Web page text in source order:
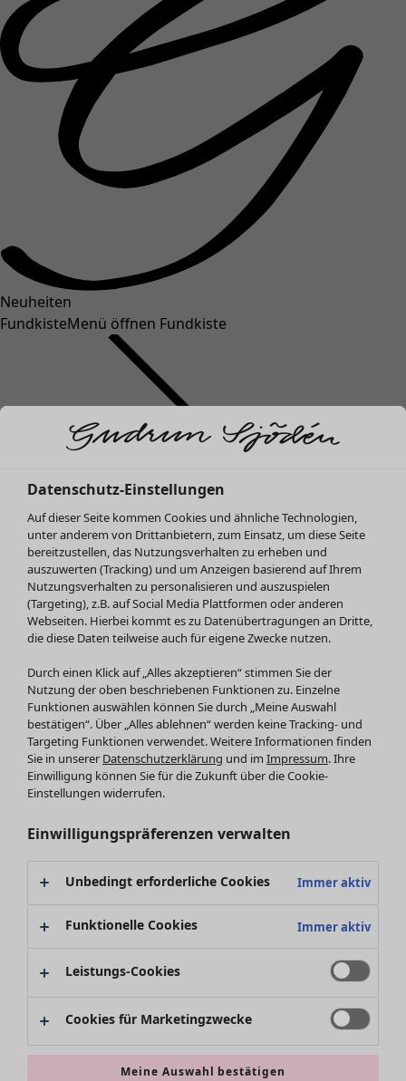
Neuheiten
FundkisteMenü öffnen Fundkiste
Alle anzeigen
Kleider
Tuniken
Blusen
Pullover & Shirts
Strickjacken
Röcke
Jacken & Mäntel
Leggings /Strumpfhosen
Accessoires
Schuhe
Bademode
SALE Zuhause
Dekoration
Teppiche
Datenschutz-Einstellungen
Auf dieser Seite kommen Cookies und ähnliche Technologien,
unter anderem von Drittanbietern, zum Einsatz, um diese Seite
bereitzustellen, das Nutzungsverhalten zu erheben und
auszuwerten (Tracking) und um Anzeigen basierend auf Ihrem
Nutzungsverhalten zu personalisieren und auszuspielen
(Targeting), z.B. auf Social Media Plattformen oder anderen
Webseiten. Hierbei kommt es zu Datenübertragungen an Dritte,
die diese Daten teilweise auch für eigene Zwecke nutzen.
Durch einen Klick auf „Alles akzeptieren“ stimmen Sie der
Nutzung der oben beschriebenen Funktionen zu. Einzelne
Funktionen auswählen können Sie durch „Meine Auswahl
bestätigen“. Über „Alles ablehnen“ werden keine Tracking- und
Targeting Funktionen verwendet. Weitere Informationen finden
Sie in unserer Datenschutzerklärung und im Impressum. Ihre
Einwilligung können Sie für die Zukunft über die Cookie-
Einstellungen widerrufen.
Einwilligungspräferenzen verwalten
Unbedingt erforderliche Cookies Immer aktiv
Funktionelle Cookies Immer aktiv
Leistungs-Cookies
Cookies für Marketingzwecke
Meine Auswahl bestätigen